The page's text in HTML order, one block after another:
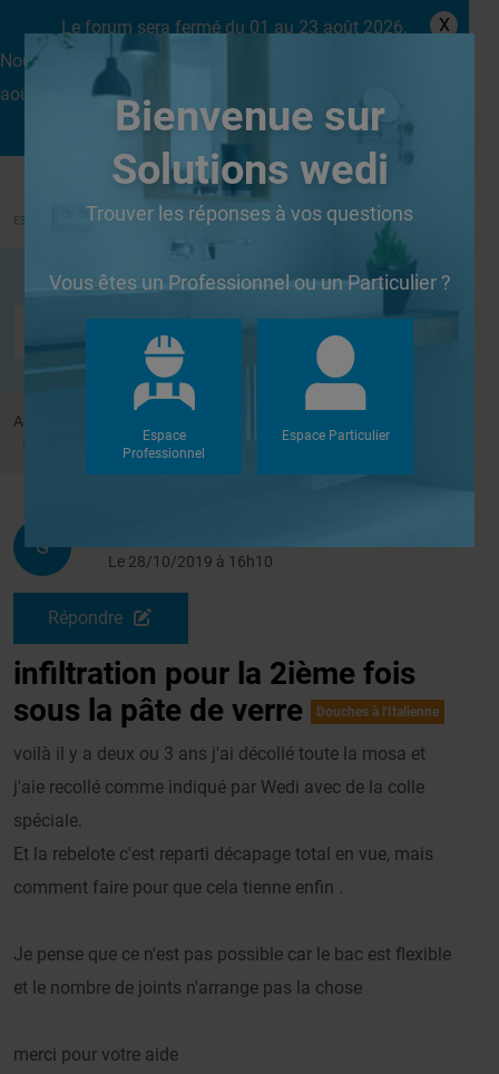
Le forum sera fermé du 01 au 23 août 2026.
Nous aurons le plaisir de vous retrouver dès le lundi 24
août.
X
Se connecter
Accueil
infiltration pour la 2ième fois sous la pâte de verre
G
Le 28/10/2019 à 16h10
Répondre
infiltration pour la 2ième fois
sous la pâte de verre
Douches à l'Italienne
voilà il y a deux ou 3 ans j'ai décollé toute la mosa et
j'aie recollé comme indiqué par Wedi avec de la colle
spéciale.
Et la rebelote c'est reparti décapage total en vue, mais
comment faire pour que cela tienne enfin .
Je pense que ce n'est pas possible car le bac est flexible
et le nombre de joints n'arrange pas la chose
merci pour votre aide
Bienvenue sur
Solutions wedi
Trouver les réponses à vos questions
Vous êtes un Professionnel ou un Particulier ?
Espace
Professionnel
Espace Particulier